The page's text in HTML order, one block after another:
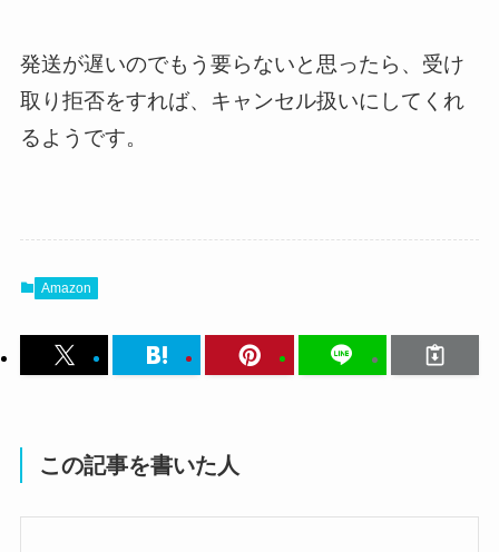
発送が遅いのでもう要らないと思ったら、受け
取り拒否をすれば、キャンセル扱いにしてくれ
るようです。
Amazon
この記事を書いた人